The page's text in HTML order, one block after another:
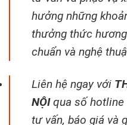
hưởng những
thưởng thức
chuẩn và nghệ
Liên hệ ngay với
NỘIqua số hotline
tư vấn, báo giá và